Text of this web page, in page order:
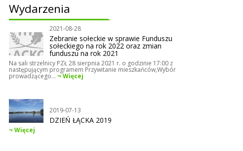
Wydarzenia
2021-08-28
Zebranie sołeckie w sprawie Funduszu
sołeckiego na rok 2022 oraz zmian
funduszu na rok 2021
Na sali strzelnicy PZŁ 28 sierpnia 2021 r. o godzinie 17:00 z
następującym programem Przywitanie mieszkańców,Wybór
prowadzącego... Więcej
2019-07-13
DZIEŃ ŁĄCKA 2019
Więcej